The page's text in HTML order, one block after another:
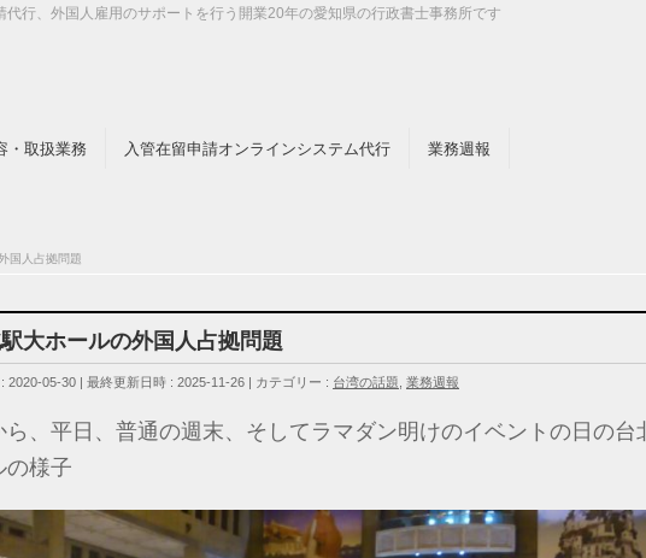
行、外国人雇用のサポートを行う開業20年の愛知県の行政書士事務所です
・取扱業務 入管在留申請オンラインシステム代行 業務週報
国人占拠問題
大ホールの外国人占拠問題
2020-05-30 最終更新日時 : 2025-11-26 カテゴリー : 台湾の話題 業務週報
ら、平日、普通の週末、そしてラマダン明けのイベントの日の台
の様子